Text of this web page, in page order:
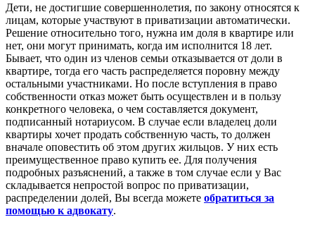
Дети, не достигшие совершеннолетия, по закону относятся к
лицам, которые участвуют в приватизации автоматически.
Решение относительно того, нужна им доля в квартире или
нет, они могут принимать, когда им исполнится 18 лет.
Бывает, что один из членов семьи отказывается от доли в
квартире, тогда его часть распределяется поровну между
остальными участниками. Но после вступления в право
собственности отказ может быть осуществлен и в пользу
конкретного человека, о чем составляется документ,
подписанный нотариусом. В случае если владелец доли
квартиры хочет продать собственную часть, то должен
вначале оповестить об этом других жильцов. У них есть
преимущественное право купить ее. Для получения
подробных разъяснений, а также в том случае если у Вас
складывается непростой вопрос по приватизации,
распределении долей, Вы всегда можете обратиться за
помощью к адвокату.